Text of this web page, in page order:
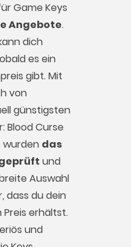
Game Keys
Angebote.
dich
es ein
gibt. Mit
von
günstigsten
Blood Curse
wurden das
und
Auswahl
dass du dein
erhältst.
und